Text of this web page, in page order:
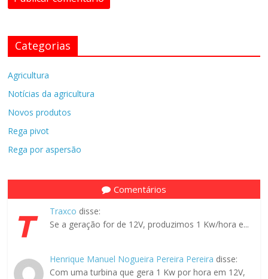
Categorias
Agricultura
Notícias da agricultura
Novos produtos
Rega pivot
Rega por aspersão
Comentários
Traxco disse:
Se a geração for de 12V, produzimos 1 Kw/hora e...
Henrique Manuel Nogueira Pereira Pereira disse:
Com uma turbina que gera 1 Kw por hora em 12V,